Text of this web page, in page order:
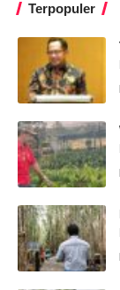
Terpopuler